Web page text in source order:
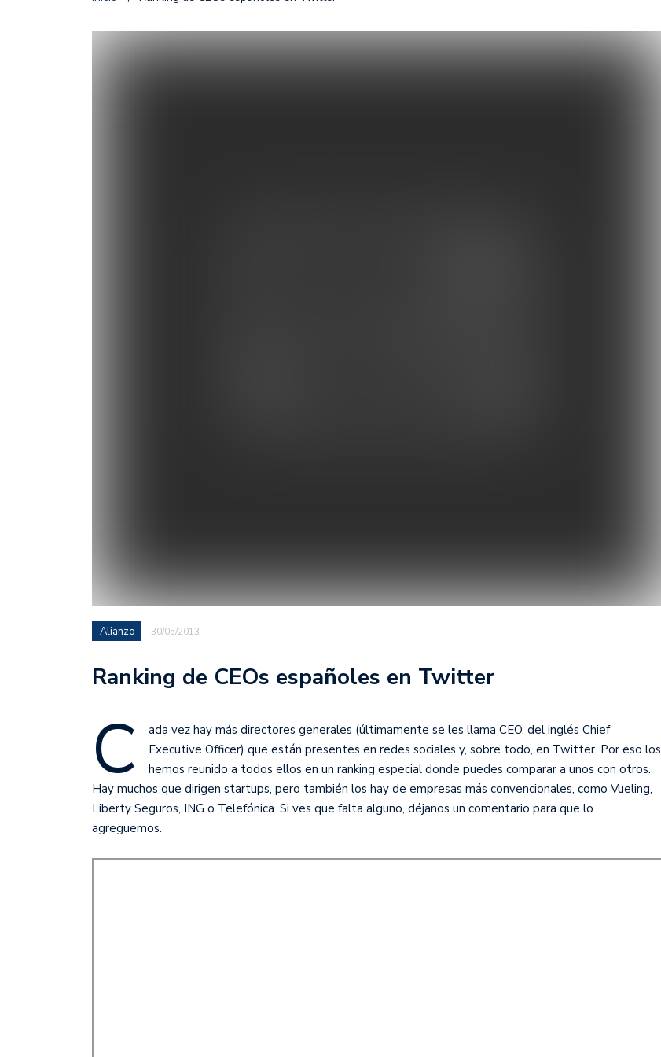
Alianzo 30/05/2013
Ranking de CEOs españoles en Twitter
C
ada vez hay más directores generales (últimamente se les llama CEO, del inglés Chief
Executive Officer) que están presentes en redes sociales y, sobre todo, en Twitter. Por eso los
hemos reunido a todos ellos en un ranking especial donde puedes comparar a unos con otros.
Hay muchos que dirigen startups, pero también los hay de empresas más convencionales, como Vueling,
Liberty Seguros, ING o Telefónica. Si ves que falta alguno, déjanos un comentario para que lo
agreguemos.